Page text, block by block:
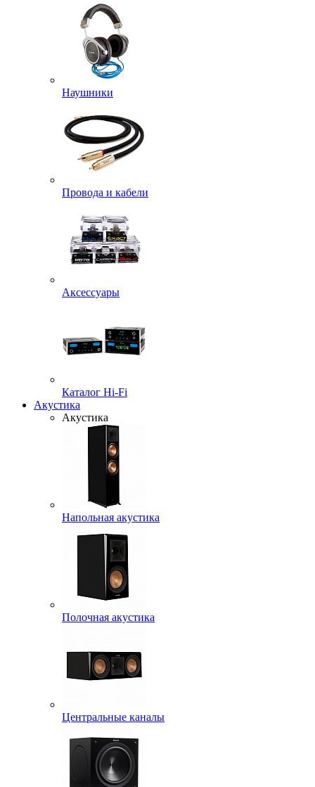
Наушники
Провода и кабели
Аксессуары
Каталог Hi-Fi
Акустика
Акустика
Напольная акустика
Полочная акустика
Центральные каналы